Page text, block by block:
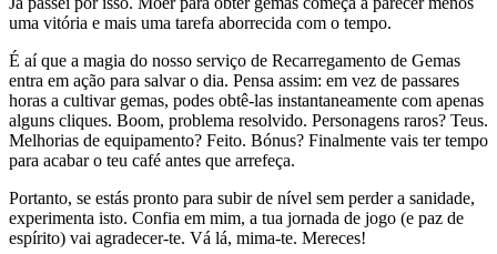
uma vitória e mais uma tarefa aborrecida com o tempo.
É aí que a magia do nosso serviço de Recarregamento de Gemas
entra em ação para salvar o dia. Pensa assim: em vez de passares
horas a cultivar gemas, podes obtê-las instantaneamente com apenas
alguns cliques. Boom, problema resolvido. Personagens raros? Teus.
Melhorias de equipamento? Feito. Bónus? Finalmente vais ter tempo
para acabar o teu café antes que arrefeça.
Portanto, se estás pronto para subir de nível sem perder a sanidade,
experimenta isto. Confia em mim, a tua jornada de jogo (e paz de
espírito) vai agradecer-te. Vá lá, mima-te. Mereces!